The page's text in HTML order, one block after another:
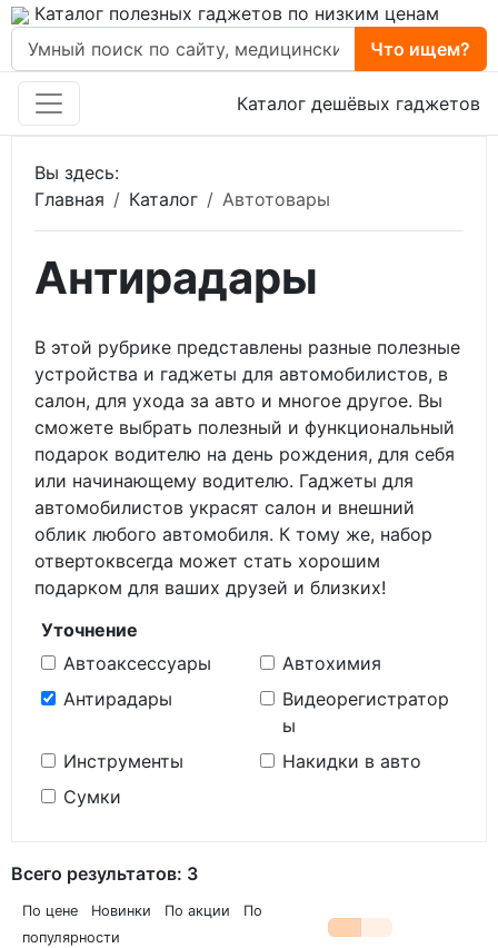
Каталог полезных гаджетов по низким ценам
Что ищем?
Каталог дешёвых гаджетов
Вы здесь:
Главная
Каталог Автотовары
Антирадары
В этой рубрике представлены разные полезные
устройства и гаджеты для автомобилистов, в
салон, для ухода за авто и многое другое. Вы
сможете выбрать полезный и функциональный
подарок водителю на день рождения, для себя
или начинающему водителю. Гаджеты для
автомобилистов украсят салон и внешний
облик любого автомобиля. К тому же, набор
отвертоквсегда может стать хорошим
подарком для ваших друзей и близких!
Уточнение
Автоаксессуары
Автохимия
Антирадары
Видеорегистратор
ы
Инструменты
Накидки в авто
Сумки
Всего результатов: 3
По цене Новинки По акции
По
популярности